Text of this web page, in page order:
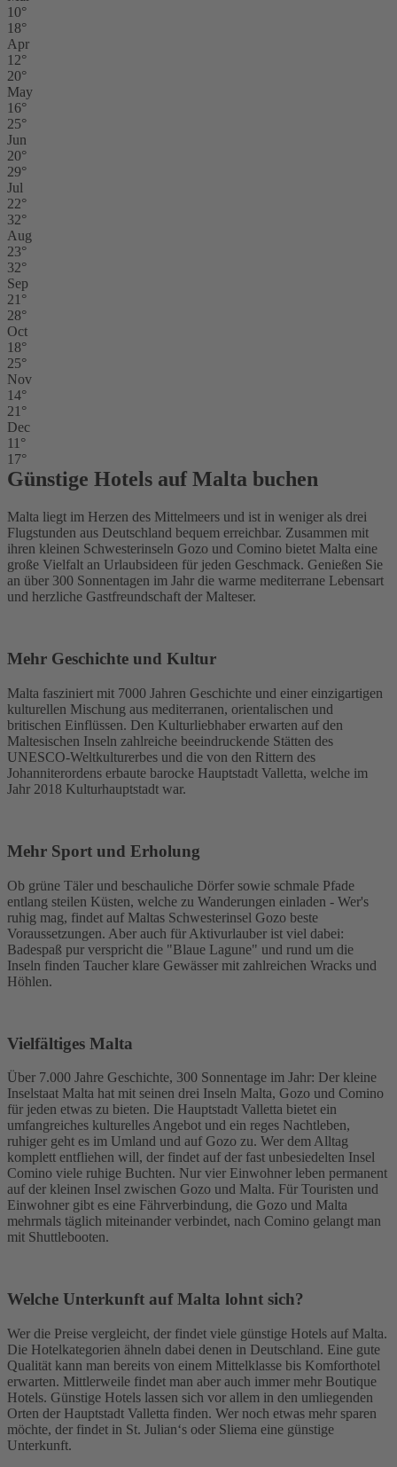
10°
18°
Apr
12°
20°
May
16°
25°
Jun
20°
29°
Jul
22°
32°
Aug
23°
32°
Sep
21°
28°
Oct
18°
25°
Nov
14°
21°
Dec
11°
17°
Günstige Hotels auf Malta buchen
Malta liegt im Herzen des Mittelmeers und ist in weniger als drei
Flugstunden aus Deutschland bequem erreichbar. Zusammen mit
ihren kleinen Schwesterinseln Gozo und Comino bietet Malta eine
große Vielfalt an Urlaubsideen für jeden Geschmack. Genießen Sie
an über 300 Sonnentagen im Jahr die warme mediterrane Lebensart
und herzliche Gastfreundschaft der Malteser.
Mehr Geschichte und Kultur
Malta fasziniert mit 7000 Jahren Geschichte und einer einzigartigen
kulturellen Mischung aus mediterranen, orientalischen und
britischen Einflüssen. Den Kulturliebhaber erwarten auf den
Maltesischen Inseln zahlreiche beeindruckende Stätten des
UNESCO-Weltkulturerbes und die von den Rittern des
Johanniterordens erbaute barocke Hauptstadt Valletta, welche im
Jahr 2018 Kulturhauptstadt war.
Mehr Sport und Erholung
Ob grüne Täler und beschauliche Dörfer sowie schmale Pfade
entlang steilen Küsten, welche zu Wanderungen einladen - Wer's
ruhig mag, findet auf Maltas Schwesterinsel Gozo beste
Voraussetzungen. Aber auch für Aktivurlauber ist viel dabei:
Badespaß pur verspricht die "Blaue Lagune" und rund um die
Inseln finden Taucher klare Gewässer mit zahlreichen Wracks und
Höhlen.
Vielfältiges Malta
Über 7.000 Jahre Geschichte, 300 Sonnentage im Jahr: Der kleine
Inselstaat Malta hat mit seinen drei Inseln Malta, Gozo und Comino
für jeden etwas zu bieten. Die Hauptstadt Valletta bietet ein
umfangreiches kulturelles Angebot und ein reges Nachtleben,
ruhiger geht es im Umland und auf Gozo zu. Wer dem Alltag
komplett entfliehen will, der findet auf der fast unbesiedelten Insel
Comino viele ruhige Buchten. Nur vier Einwohner leben permanent
auf der kleinen Insel zwischen Gozo und Malta. Für Touristen und
Einwohner gibt es eine Fährverbindung, die Gozo und Malta
mehrmals täglich miteinander verbindet, nach Comino gelangt man
mit Shuttlebooten.
Welche Unterkunft auf Malta lohnt sich?
Wer die Preise vergleicht, der findet viele günstige Hotels auf Malta.
Die Hotelkategorien ähneln dabei denen in Deutschland. Eine gute
Qualität kann man bereits von einem Mittelklasse bis Komforthotel
erwarten. Mittlerweile findet man aber auch immer mehr Boutique
Hotels. Günstige Hotels lassen sich vor allem in den umliegenden
Orten der Hauptstadt Valletta finden. Wer noch etwas mehr sparen
möchte, der findet in St. Julian‘s oder Sliema eine günstige
Unterkunft.